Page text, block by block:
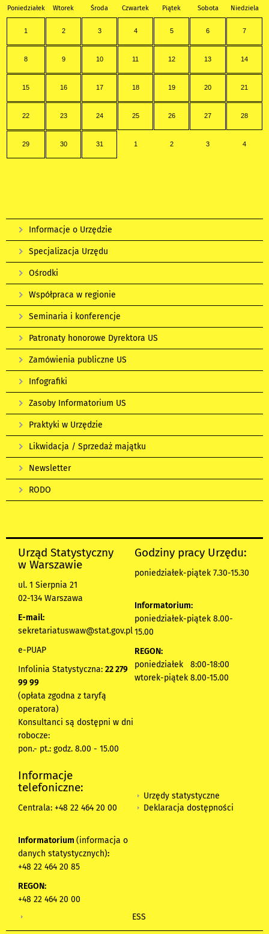
Poniedziałek Wtorek Środa Czwartek Piątek Sobota Niedziela
1 2 3 4 5 6 7
8 9 10 11 12 13 14
15 16 17 18 19 20 21
22 23 24 25 26 27 28
29 30 31 1 2 3 4
Informacje o Urzędzie
Specjalizacja Urzędu
Ośrodki
Współpraca w regionie
Seminaria i konferencje
Patronaty honorowe Dyrektora US
Zamówienia publiczne US
Infografiki
Zasoby Informatorium US
Praktyki w Urzędzie
Likwidacja / Sprzedaż majątku
Newsletter
RODO
Urząd Statystyczny
w Warszawie
ul. 1 Sierpnia 21
02-134 Warszawa
E-mail:
sekretariatuswaw@stat.gov.pl
e-PUAP
Infolinia Statystyczna: 22 279
99 99
(opłata zgodna z taryfą
operatora)
Konsultanci są dostępni w dni
robocze:
pon.- pt.: godz. 8.00 - 15.00
Godziny pracy Urzędu:
poniedziałek-piątek 7.30-15.30
Informatorium:
poniedziałek-piątek 8.00-
15.00
REGON:
poniedziałek 8:00-18:00
wtorek-piątek 8.00-15.00
Informacje
telefoniczne:
Centrala: +48 22 464 20 00
Informatorium (informacja o
danych statystycznych):
+48 22 464 20 85
REGON:
+48 22 464 20 00
Urzędy statystyczne
Deklaracja dostępności
ESS